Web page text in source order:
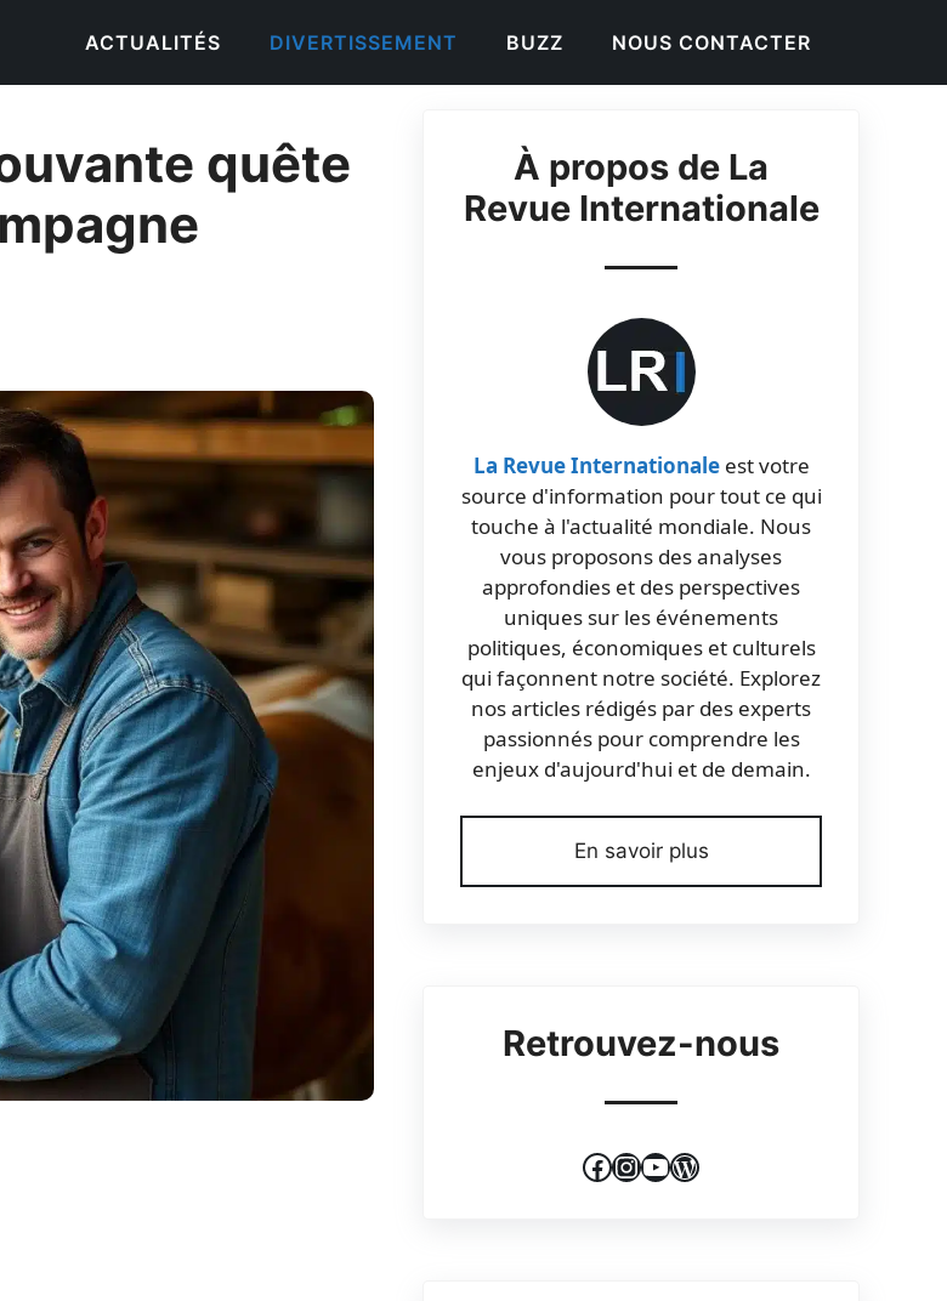
ACTUALITÉS DIVERTISSEMENT BUZZ NOUS CONTACTER
quête
À propos de La
Revue Internationale
La Revue Internationaleest votre
source d'information pour tout ce qui
touche à l'actualité mondiale. Nous
vous proposons des analyses
approfondies et des perspectives
uniques sur les événements
politiques, économiques et culturels
qui façonnent notre société. Explorez
nos articles rédigés par des experts
passionnés pour comprendre les
enjeux d'aujourd'hui et de demain.
En savoir plus
Retrouvez-nous
Facebook
Instagram
YouTube
WordPress